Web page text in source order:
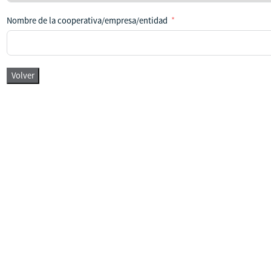
Nombre de la cooperativa/empresa/entidad
Volver